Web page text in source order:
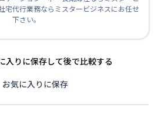
代行業務ならミスタービジネスにお任せ
下さい。
入りに保存して後で比較する
お気に入りに保存